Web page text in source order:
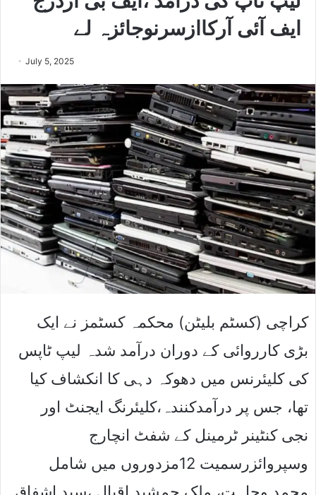
ایف آئی آرکاازسرنوجائزہ لے
July 5, 2025
کراچی (کسٹم بلیٹن) محکمہ کسٹمز نے ایک
بڑی کارروائی کے دوران درآمد شدہ لیپ ٹاپس
کی کلیئرنس میں دھوکہ دہی کا انکشاف کیا
تھا، جس پر درآمدکنندہ،کلیئرنگ ایجنٹ اور
نجی کنٹینر ٹرمینل کے شفٹ انچارج
وسپروائزرسمیت 12مزدوروں میں شامل